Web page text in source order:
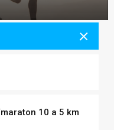
10 a 5 km